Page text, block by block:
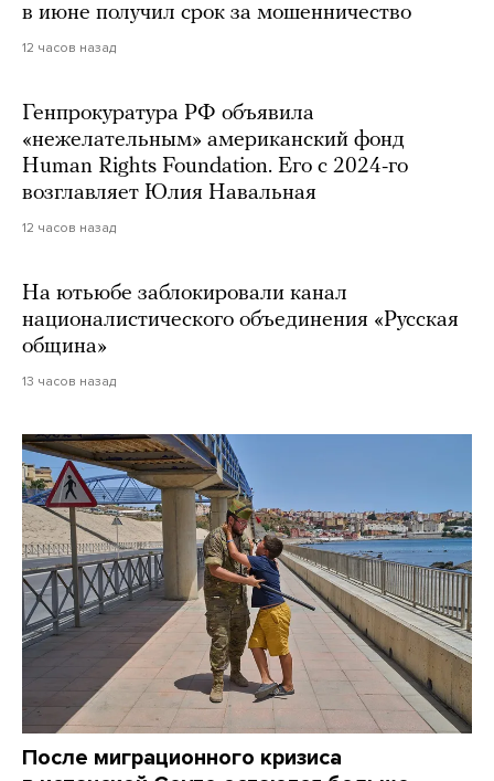
в июне получил срок за мошенничество
12 часов назад
Генпрокуратура РФ объявила
«нежелательным» американский фонд
Human Rights Foundation. Его с 2024-го
возглавляет Юлия Навальная
12 часов назад
На ютьюбе заблокировали канал
националистического объединения «Русская
община»
13 часов назад
После миграционного кризиса